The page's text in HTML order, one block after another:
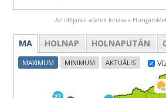
Az időjárási adatok forrása a
MA HOLNAP HOLNAPUTÁN
MAXIMUM MINIMUM AKTUÁLIS